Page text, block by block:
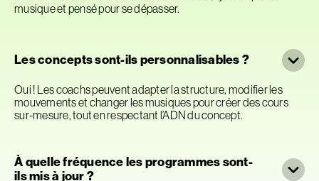
musique et pensé pour se dépasser.
Les concepts sont-ils personnalisables ?
Oui ! Les coachs peuvent adapter la structure, modifier les
mouvements et changer les musiques pour créer des cours
sur-mesure, tout en respectant l’ADN du concept.
À quelle fréquence les programmes sont-
ils mis à jour ?